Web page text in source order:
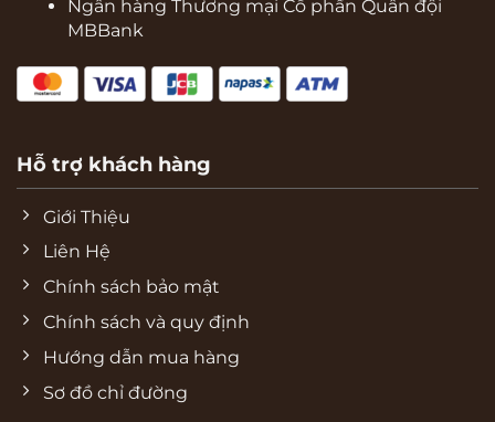
Ngân hàng Thương mại Cổ phần Quân đội
MBBank
Hỗ trợ khách hàng
Giới Thiệu
Liên Hệ
Chính sách bảo mật
Chính sách và quy định
Hướng dẫn mua hàng
Sơ đồ chỉ đường